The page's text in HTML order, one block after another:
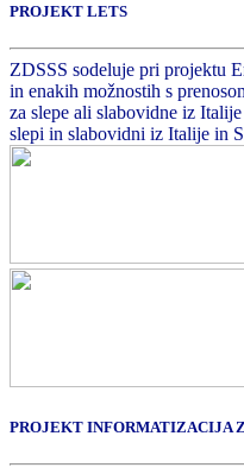
PROJEKT LETS
ZDSSS sodeluje pri projektu
in enakih možnostih s
za slepe ali slabovidne iz
slepi in slabovidni iz Italije in
PROJEKT INFORMATIZACIJA